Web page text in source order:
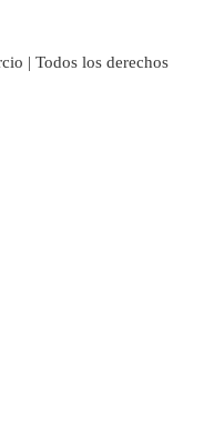
| Todos los derechos